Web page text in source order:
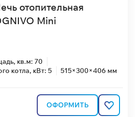
отопительная
Mini
кв.м: 70
котла, кВт: 5
515×300×406 мм
ОФОРМИТЬ